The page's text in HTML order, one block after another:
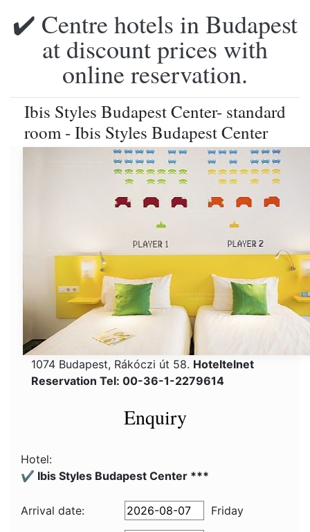
✔️ Centre hotels in Budapest
at discount prices with
online reservation.
Ibis Styles Budapest Center- standard
room - Ibis Styles Budapest Center
1074 Budapest, Rákóczi út 58. Hoteltelnet
Reservation Tel: 00-36-1-2279614
Enquiry
Hotel:
✔️ Ibis Styles Budapest Center ***
Arrival date: Friday